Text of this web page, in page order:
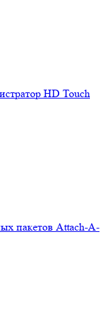
HD Touch
пакетов Attach-A-